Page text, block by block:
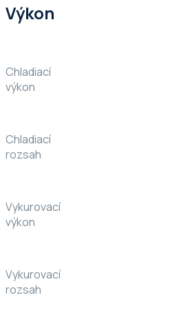
Výkon
Chladiací
výkon
Chladiací
rozsah
Vykurovací
výkon
Vykurovací
rozsah